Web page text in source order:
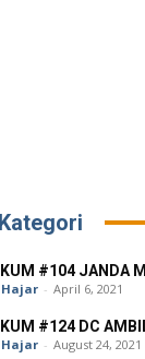
#104 JANDA
- April 6, 2021
#124 DC
- August 24, 2021